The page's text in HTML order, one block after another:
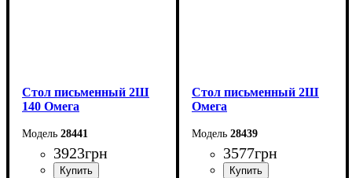
Стол письменный 2Ш
140 Омега
28441
3923грн
Стол письменный 2Ш
Омега
28439
3577грн